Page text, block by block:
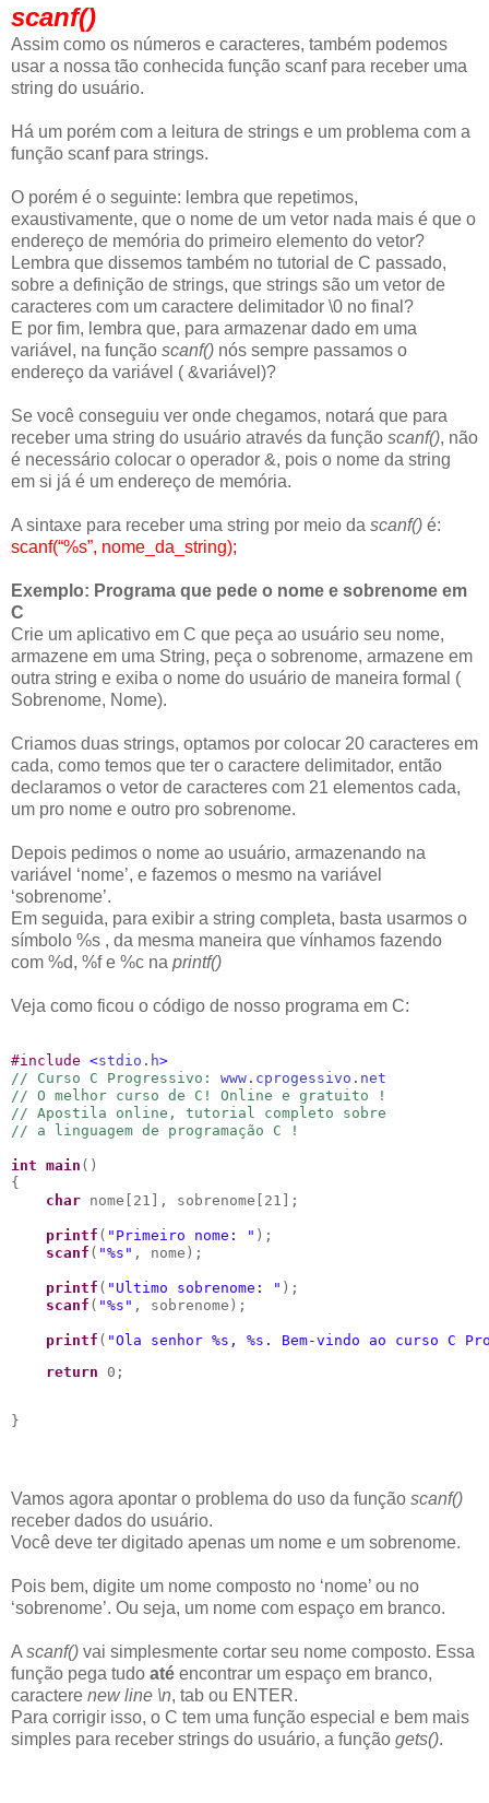
scanf()
Assim como os números e caracteres, também podemos
usar a nossa tão conhecida função scanf para receber uma
string do usuário.
Há um porém com a leitura de strings e um problema com a
função scanf para strings.
O porém é o seguinte: lembra que repetimos,
exaustivamente, que o nome de um vetor nada mais é que o
endereço de memória do primeiro elemento do vetor?
Lembra que dissemos também no tutorial de C passado,
sobre a definição de strings, que strings são um vetor de
caracteres com um caractere delimitador \0 no final?
E por fim, lembra que, para armazenar dado em uma
variável, na função scanf() nós sempre passamos o
endereço da variável ( &variável)?
Se você conseguiu ver onde chegamos, notará que para
receber uma string do usuário através da função scanf(), não
é necessário colocar o operador &, pois o nome da string
em si já é um endereço de memória.
A sintaxe para receber uma string por meio da scanf() é:
scanf(“%s”, nome_da_string);
Exemplo: Programa que pede o nome e sobrenome em
C
Crie um aplicativo em C que peça ao usuário seu nome,
armazene em uma String, peça o sobrenome, armazene em
outra string e exiba o nome do usuário de maneira formal (
Sobrenome, Nome).
Criamos duas strings, optamos por colocar 20 caracteres em
cada, como temos que ter o caractere delimitador, então
declaramos o vetor de caracteres com 21 elementos cada,
um pro nome e outro pro sobrenome.
Depois pedimos o nome ao usuário, armazenando na
variável ‘nome’, e fazemos o mesmo na variável
‘sobrenome’.
Em seguida, para exibir a string completa, basta usarmos o
símbolo %s , da mesma maneira que vínhamos fazendo
com %d, %f e %c na printf()
Veja como ficou o código de nosso programa em C:
#include <stdio.h>
// Curso C Progressivo: www.cprogessivo.net
// O melhor curso de C! Online e gratuito !
// Apostila online, tutorial completo sobre
// a linguagem de programação C !
int main ()
{
char nome[21], sobrenome[21];
printf ( " Primeiro nome: " );
scanf ( "%s " , nome);
printf ( " Ultimo sobrenome: " );
scanf ( "%s " , sobrenome);
printf ( "Ola senhor %s , %s . Bem-vindo ao curso C
return 0;
}
Vamos agora apontar o problema do uso da função scanf()
receber dados do usuário.
Você deve ter digitado apenas um nome e um sobrenome.
Pois bem, digite um nome composto no ‘nome’ ou no
‘sobrenome’. Ou seja, um nome com espaço em branco.
A scanf() vai simplesmente cortar seu nome composto. Essa
função pega tudo até encontrar um espaço em branco,
caractere new line \n, tab ou ENTER.
Para corrigir isso, o C tem uma função especial e bem mais
simples para receber strings do usuário, a função gets().